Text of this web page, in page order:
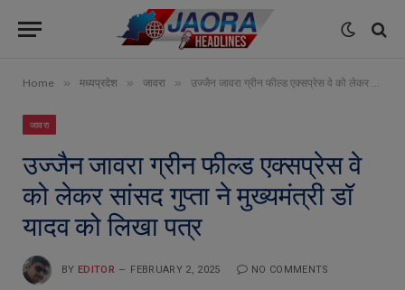
Home » मध्यप्रदेश » जावरा » उज्जैन जावरा ग्रीन फील्ड एक्सप्रेस वे को लेकर सांसद गुप्ता ने मुख्यमंत्री डॉ यादव को लिखा पत्र
जावरा
उज्जैन जावरा ग्रीन फील्ड एक्सप्रेस वे
को लेकर सांसद गुप्ता ने मुख्यमंत्री डॉ
यादव को लिखा पत्र
BY EDITOR FEBRUARY 2, 2025 NO COMMENTS